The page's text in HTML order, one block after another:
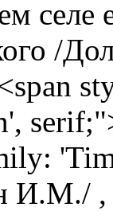
селе
/
И.М./ ,